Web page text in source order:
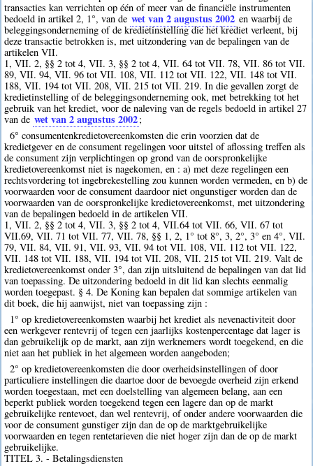
transacties kan verrichten op één of meer van de financiële instrumenten
bedoeld in artikel 2, 1°, van de wet van 2 augustus 2002 en waarbij de
beleggingsonderneming of de kredietinstelling die het krediet verleent, bij
deze transactie betrokken is, met uitzondering van de bepalingen van de
artikelen VII.
1, VII. 2, §§ 2 tot 4, VII. 3, §§ 2 tot 4, VII. 64 tot VII. 78, VII. 86 tot VII.
89, VII. 94, VII. 96 tot VII. 108, VII. 112 tot VII. 122, VII. 148 tot VII.
188, VII. 194 tot VII. 208, VII. 215 tot VII. 219. In die gevallen zorgt de
kredietinstelling of de beleggingsonderneming ook, met betrekking tot het
gebruik van het krediet, voor de naleving van de regels bedoeld in artikel 27
van de wet van 2 augustus 2002;
6° consumentenkredietovereenkomsten die erin voorzien dat de
kredietgever en de consument regelingen voor uitstel of aflossing treffen als
de consument zijn verplichtingen op grond van de oorspronkelijke
kredietovereenkomst niet is nagekomen, en : a) met deze regelingen een
rechtsvordering tot ingebrekestelling zou kunnen worden vermeden, en b) de
voorwaarden voor de consument daardoor niet ongunstiger worden dan de
voorwaarden van de oorspronkelijke kredietovereenkomst, met uitzondering
van de bepalingen bedoeld in de artikelen VII.
1, VII. 2, §§ 2 tot 4, VII. 3, §§ 2 tot 4, VII.64 tot VII. 66, VII. 67 tot
VII.69, VII. 71 tot VII. 77, VII. 78, §§ 1, 2, 1° tot 8°, 3, 2°, 3° en 4°, VII.
79, VII. 84, VII. 91, VII. 93, VII. 94 tot VII. 108, VII. 112 tot VII. 122,
VII. 148 tot VII. 188, VII. 194 tot VII. 208, VII. 215 tot VII. 219. Valt de
kredietovereenkomst onder 3°, dan zijn uitsluitend de bepalingen van dat lid
van toepassing. De uitzondering bedoeld in dit lid kan slechts eenmalig
worden toegepast. § 4. De Koning kan bepalen dat sommige artikelen van
dit boek, die hij aanwijst, niet van toepassing zijn :
1° op kredietovereenkomsten waarbij het krediet als nevenactiviteit door
een werkgever rentevrij of tegen een jaarlijks kostenpercentage dat lager is
dan gebruikelijk op de markt, aan zijn werknemers wordt toegekend, en die
niet aan het publiek in het algemeen worden aangeboden;
2° op kredietovereenkomsten die door overheidsinstellingen of door
particuliere instellingen die daartoe door de bevoegde overheid zijn erkend
worden toegestaan, met een doelstelling van algemeen belang, aan een
beperkt publiek worden toegekend tegen een lagere dan op de markt
gebruikelijke rentevoet, dan wel rentevrij, of onder andere voorwaarden die
voor de consument gunstiger zijn dan de op de marktgebruikelijke
voorwaarden en tegen rentetarieven die niet hoger zijn dan de op de markt
gebruikelijke.
TITEL 3. - Betalingsdiensten